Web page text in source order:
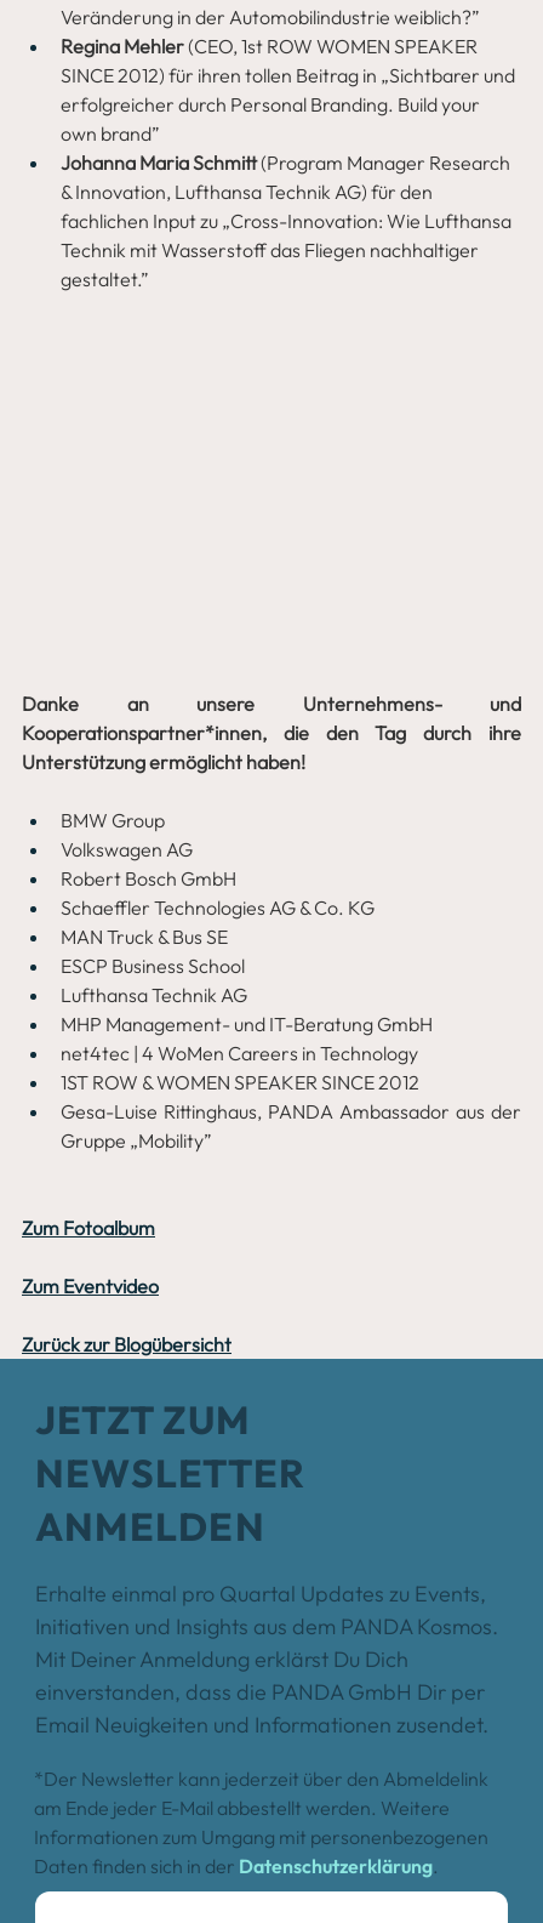
Veränderung in der Automobilindustrie weiblich?”
Regina Mehler (CEO, 1st ROW WOMEN SPEAKER
SINCE 2012) für ihren tollen Beitrag in „Sichtbarer und
erfolgreicher durch Personal Branding. Build your
own brand”
Johanna Maria Schmitt (Program Manager Research
& Innovation, Lufthansa Technik AG) für den
fachlichen Input zu „Cross-Innovation: Wie Lufthansa
Technik mit Wasserstoff das Fliegen nachhaltiger
gestaltet.”
Danke an unsere Unternehmens- und
Kooperationspartner*innen, die den Tag durch ihre
Unterstützung ermöglicht haben!
BMW Group
Volkswagen AG
Robert Bosch GmbH
Schaeffler Technologies AG & Co. KG
MAN Truck & Bus SE
ESCP Business School
Lufthansa Technik AG
MHP Management- und IT-Beratung GmbH
net4tec | 4 WoMen Careers in Technology
1ST ROW & WOMEN SPEAKER SINCE 2012
Gesa-Luise Rittinghaus, PANDA Ambassador aus der
Gruppe „Mobility”
Zum Fotoalbum
Zum Eventvideo
Zurück zur Blogübersicht
JETZT ZUM
NEWSLETTER
ANMELDEN
Erhalte einmal pro Quartal Updates zu Events,
Initiativen und Insights aus dem PANDA Kosmos.
Mit Deiner Anmeldung erklärst Du Dich
einverstanden, dass die PANDA GmbH Dir per
Email Neuigkeiten und Informationen zusendet.
*Der Newsletter kann jederzeit über den Abmeldelink
am Ende jeder E-Mail abbestellt werden. Weitere
Informationen zum Umgang mit personenbezogenen
Daten finden sich in der Datenschutzerklärung.